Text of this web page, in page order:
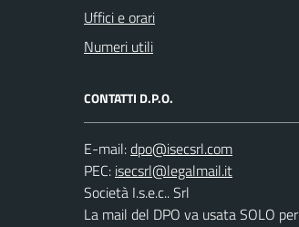
Uffici e orari
Numeri utili
CONTATTI D.P.O.
E-mail:
PEC:
Società I.s.e.c.. Srl
La mail del DPO va usata SOLO per